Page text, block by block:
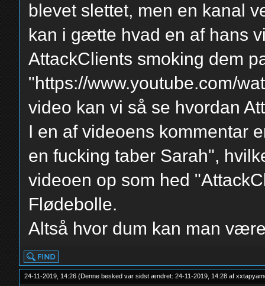
blevet slettet, men en kanal
kan i gætte hvad en af hans
AttackClients smoking dem
"https://www.youtube.com/
video kan vi så se hvordan
I en af videoens kommentar
en fucking taber Sarah",
videoen op som hed
Flødebolle.
Altså hvor dum kan man
24-11-2019, 14:26(Denne besked var sidst ændret: 24-11-2019, 14:28 af